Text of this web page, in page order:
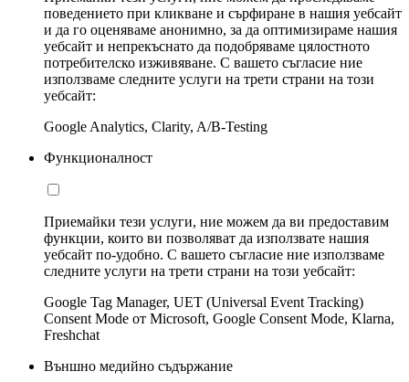
поведението при кликване и сърфиране в нашия уебсайт
и да го оценяваме анонимно, за да оптимизираме нашия
уебсайт и непрекъснато да подобряваме цялостното
потребителско изживяване. С вашето съгласие ние
използваме следните услуги на трети страни на този
уебсайт:
Google Analytics, Clarity, A/B-Testing
Функционалност
Приемайки тези услуги, ние можем да ви предоставим
функции, които ви позволяват да използвате нашия
уебсайт по-удобно. С вашето съгласие ние използваме
следните услуги на трети страни на този уебсайт:
Google Tag Manager, UET (Universal Event Tracking)
Consent Mode от Microsoft, Google Consent Mode, Klarna,
Freshchat
Външно медийно съдържание